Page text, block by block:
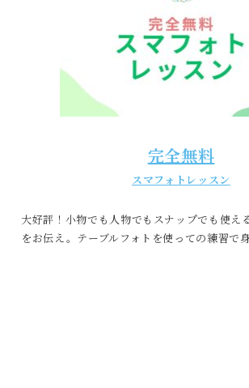
完全無料
スマフォトレッスン
大好評！小物でも人物でもスナップでも使え
をお伝え。テーブルフォトを使っての練習で